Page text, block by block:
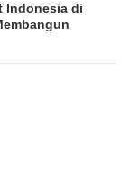
Indonesia di